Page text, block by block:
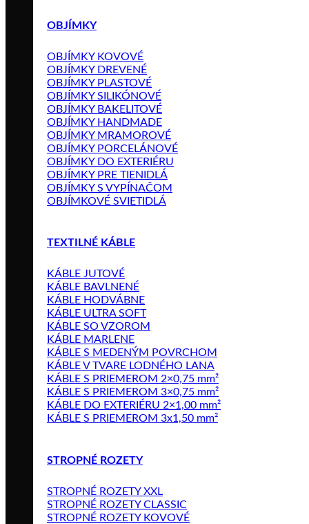
OBJÍMKY
OBJÍMKY KOVOVÉ
OBJÍMKY DREVENÉ
OBJÍMKY PLASTOVÉ
OBJÍMKY SILIKÓNOVÉ
OBJÍMKY BAKELITOVÉ
OBJÍMKY HANDMADE
OBJÍMKY MRAMOROVÉ
OBJÍMKY PORCELÁNOVÉ
OBJÍMKY DO EXTERIÉRU
OBJÍMKY PRE TIENIDLÁ
OBJÍMKY S VYPÍNAČOM
OBJÍMKOVÉ SVIETIDLÁ
TEXTILNÉ KÁBLE
KÁBLE JUTOVÉ
KÁBLE BAVLNENÉ
KÁBLE HODVÁBNE
KÁBLE ULTRA SOFT
KÁBLE SO VZOROM
KÁBLE MARLENE
KÁBLE S MEDENÝM POVRCHOM
KÁBLE V TVARE LODNÉHO LANA
KÁBLE S PRIEMEROM 2×0,75 mm²
KÁBLE S PRIEMEROM 3×0,75 mm²
KÁBLE DO EXTERIÉRU 2×1,00 mm²
KÁBLE S PRIEMEROM 3x1,50 mm²
STROPNÉ ROZETY
STROPNÉ ROZETY XXL
STROPNÉ ROZETY CLASSIC
STROPNÉ ROZETY KOVOVÉ